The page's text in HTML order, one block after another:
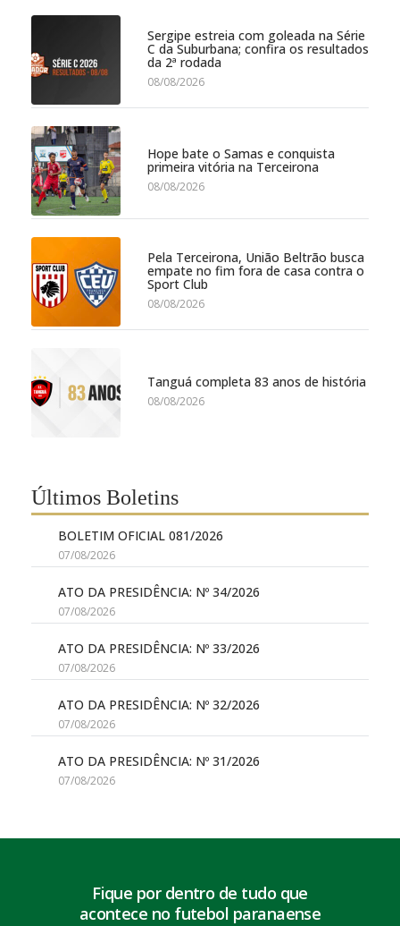
Sergipe estreia com goleada na Série
C da Suburbana; confira os resultados
da 2ª rodada
08/08/2026
Hope bate o Samas e conquista
primeira vitória na Terceirona
08/08/2026
Pela Terceirona, União Beltrão busca
empate no fim fora de casa contra o
Sport Club
08/08/2026
Tanguá completa 83 anos de história
08/08/2026
Últimos Boletins
BOLETIM OFICIAL 081/2026
07/08/2026
ATO DA PRESIDÊNCIA: Nº 34/2026
07/08/2026
ATO DA PRESIDÊNCIA: Nº 33/2026
07/08/2026
ATO DA PRESIDÊNCIA: Nº 32/2026
07/08/2026
ATO DA PRESIDÊNCIA: Nº 31/2026
07/08/2026
Fique por dentro de tudo que
acontece no futebol paranaense